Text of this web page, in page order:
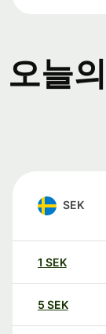
오늘
SEK
1 SEK
5 SEK